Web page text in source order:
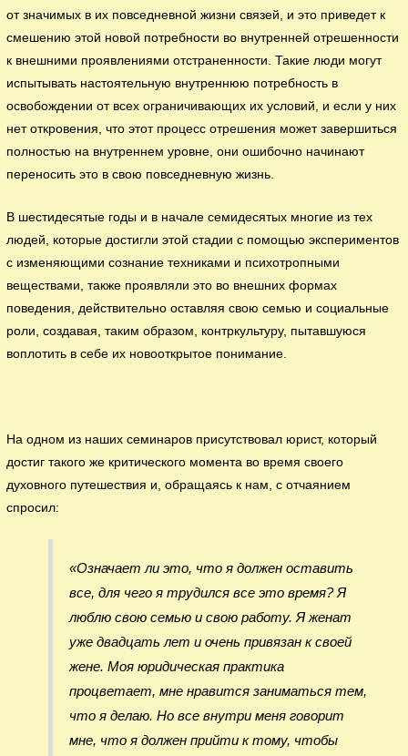
от значимых в их повседневной жизни связей, и это приведет к
смешению этой новой потребности во внутренней отрешенности
к внешними проявлениями отстраненности. Такие люди могут
испытывать настоятельную внутреннюю потребность в
освобождении от всех ограничивающих их условий, и если у них
нет откровения, что этот процесс отрешения может завершиться
полностью на внутреннем уровне, они ошибочно начинают
переносить это в свою повседневную жизнь.
В шестидесятые годы и в начале семидесятых многие из тех
людей, которые достигли этой стадии с помощью экспериментов
с изменяющими сознание техниками и психотропными
веществами, также проявляли это во внешних формах
поведения, действительно оставляя свою семью и социальные
роли, создавая, таким образом, контркультуру, пытавшуюся
воплотить в себе их новооткрытое понимание.
На одном из наших семинаров присутствовал юрист, который
достиг такого же критического момента во время своего
духовного путешествия и, обращаясь к нам, с отчаянием
спросил:
«Означает ли это, что я должен оставить
все, для чего я трудился все это время? Я
люблю свою семью и свою работу. Я женат
уже двадцать лет и очень привязан к своей
жене. Моя юридическая практика
процветает, мне нравится заниматься тем,
что я делаю. Но все внутри меня говорит
мне, что я должен прийти к тому, чтобы